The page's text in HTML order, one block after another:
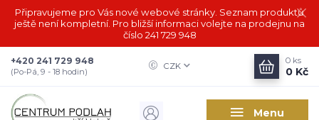
Připravujeme pro Vás nové webové stránky. Seznam produktů
ještě není kompletní. Pro bližší informaci volejte na prodejnu na
číslo 241 729 948
Menu
CZK
+420 241 729 948
(Po-Pá, 9 - 18 hodin)
0 ks
0 Kč